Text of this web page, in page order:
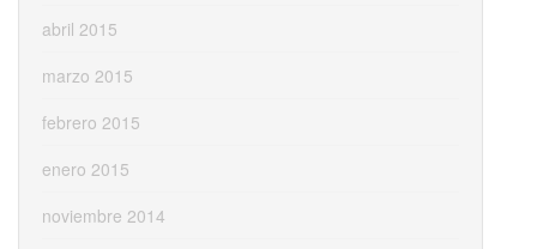
abril 2015
marzo 2015
febrero 2015
enero 2015
noviembre 2014